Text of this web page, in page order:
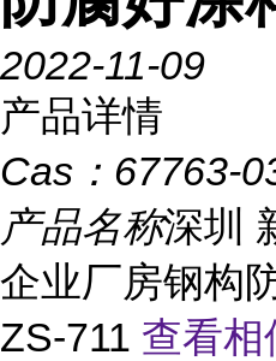
2022-11-09
产品详情
Cas： 67763-
产品名称深圳
企业厂房钢构
ZS-711 查看